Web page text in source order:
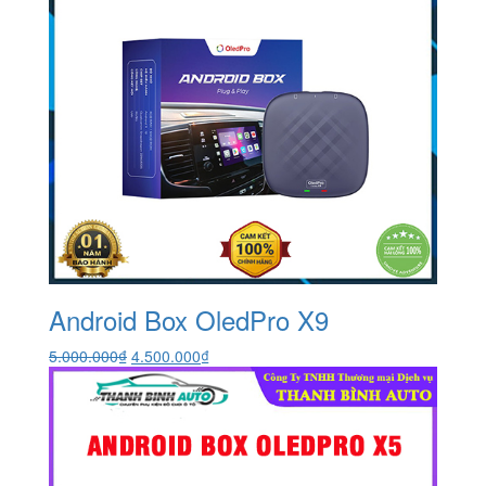
Android Box OledPro X9
5.000.000₫ Giá
gốc
là:
4.500.000₫Giá
hiện
tại
4.500.000₫.